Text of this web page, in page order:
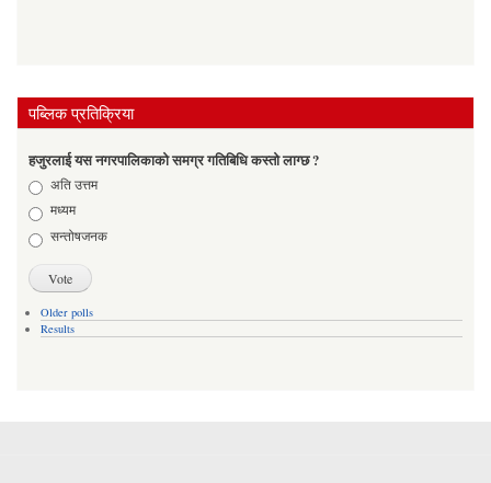
पब्लिक प्रतिक्रिया
हजुरलाई यस नगरपालिकाको समग्र गतिबिधि कस्तो लाग्छ ?
Choicesअति उत्तम
मध्यम
सन्तोषजनक
Older polls
Results